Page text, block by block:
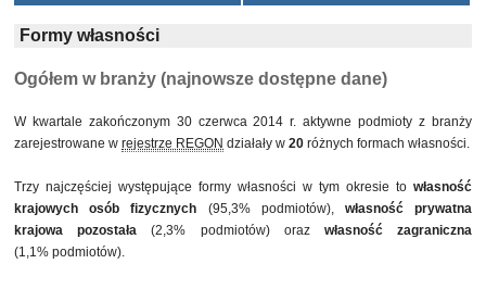
Formy własności
Ogółem w branży (najnowsze dostępne dane)
W kwartale zakończonym 30 czerwca 2014 r. aktywne podmioty z branży
zarejestrowane w rejestrze REGON działały w 20 różnych formach własności.
Trzy najczęściej występujące formy własności w tym okresie to własność
krajowych osób fizycznych (95,3% podmiotów), własność prywatna
krajowa pozostała (2,3% podmiotów) oraz własność zagraniczna
(1,1% podmiotów).